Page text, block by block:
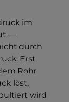
im
—
durch
Erst
Rohr
löst,
wird